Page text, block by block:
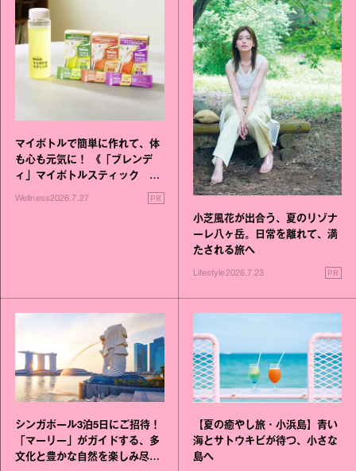
マイボトルで簡単に作れて、体
も心も元気に！ 《「ブレンデ
ィ」マイボトルスティック い
いこと毎日》シリーズが誕生
Wellness2026.7.27 PR
小芝風花が出合う、夏のリゾナ
ーレ八ヶ岳。日常を離れて、満
たされる旅へ
Lifestyle2026.7.23 PR
シンガポール3泊5日にご招待！
「マーリー」がガイドする、多
文化と豊かな自然を楽しみ尽く
【夏の癒やし旅・小浜島】青い
海とサトウキビが待つ、小さな
島へ